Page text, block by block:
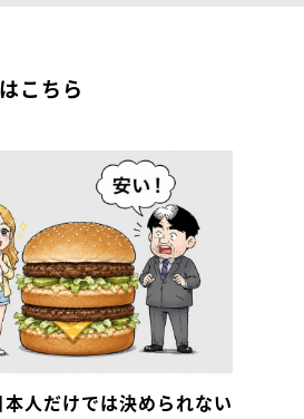
こちら
人だけでは決められない